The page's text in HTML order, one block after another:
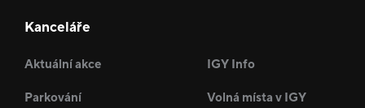
Kanceláře
Aktuální akce IGY Info
Parkování Volná místa v IGY